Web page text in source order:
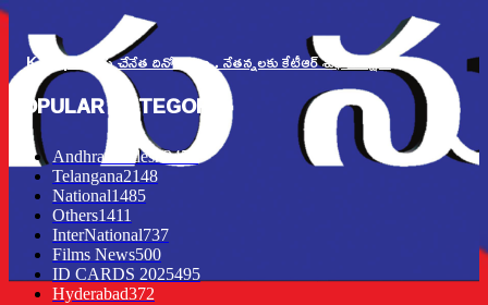
KTR | జాతీయ చేనేత దినోత్సవం.. నేతన్నలకు కేటీఆర్ శుభాకాంక్షలు
POPULAR CATEGORY
Andhra Pradesh2453
Telangana2148
National1485
Others1411
InterNational737
Films News500
ID CARDS 2025495
Hyderabad372